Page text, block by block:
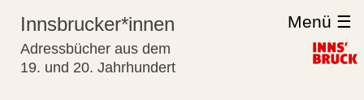
Innsbrucker*innen
Adressbücher aus dem
19. und 20. Jahrhundert
Menü ☰